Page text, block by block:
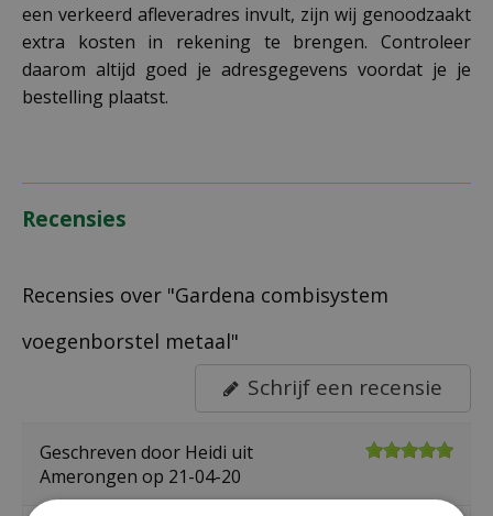
een verkeerd afleveradres invult, zijn wij genoodzaakt
extra kosten in rekening te brengen. Controleer
daarom altijd goed je adresgegevens voordat je je
bestelling plaatst.
Recensies
Recensies over "Gardena combisystem
voegenborstel metaal"
Schrijf een recensie
Geschreven door Heidi uit
Amerongen op 21-04-20